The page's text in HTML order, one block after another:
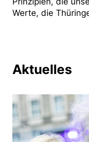
Werte, die
Aktuelles